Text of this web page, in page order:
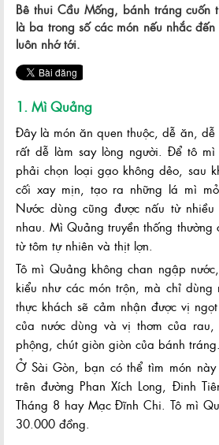
Bê thui Cầu Mống, bánh tráng cuốn
là ba trong số các món nếu nhắc
luôn nhớ tới.
1. Mì Quảng
Đây là món ăn quen thuộc, dễ ăn,
rất dễ làm say lòng người. Để tô
phải chọn loại gạo không dẻo, sau
cối xay mịn, tạo ra những lá mì
Nước dùng cũng được nấu từ
nhau. Mì Quảng truyền thống thường
từ tôm tự nhiên và thịt lợn.
Tô mì Quảng không chan ngập
kiểu như các món trộn, mà chỉ
thực khách sẽ cảm nhận được vị
của nước dùng và vị thơm của
phộng, chút giòn giòn của bánh tráng.
Ở Sài Gòn, bạn có thể tìm món
trên đường Phan Xích Long, Đinh
Tháng 8 hay Mạc Đĩnh Chi. Tô mì
30.000 đồng.